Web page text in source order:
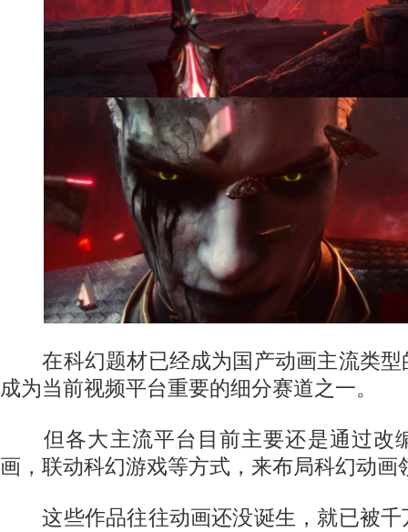
在科幻题材已经成为国产动画主流类型
成为当前视频平台重要的细分赛道之一。
但各大主流平台目前主要还是通过改
画，联动科幻游戏等方式，来布局科幻动画
这些作品往往动画还没诞生，就已被千